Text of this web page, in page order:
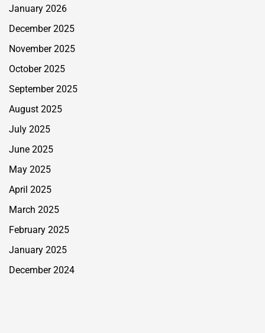
January 2026
December 2025
November 2025
October 2025
September 2025
August 2025
July 2025
June 2025
May 2025
April 2025
March 2025
February 2025
January 2025
December 2024